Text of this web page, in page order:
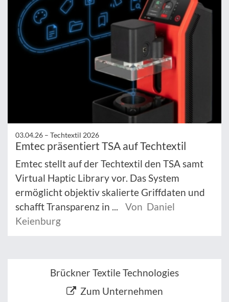
03.04.26 – Techtextil 2026
Emtec präsentiert TSA auf Techtextil
Emtec stellt auf der Techtextil den TSA samt
Virtual Haptic Library vor. Das System
ermöglicht objektiv skalierte Griffdaten und
schafft Transparenz in ...
Von Daniel
Keienburg
Brückner Textile Technologies
Zum Unternehmen